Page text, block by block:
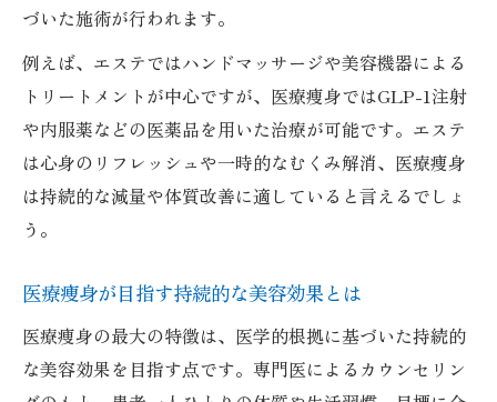
頼性
ライフスタイルに合う医療痩身の通い方と
工夫
理想の美肌ケアを始めるための最適な方法
医療痩身とエステの併用で美肌を目指す秘
訣
肌質や悩みに合わせた美肌ケアの進め方と
注意点
続けやすい医療痩身ケアで理想の美肌へ導
づいた施術が行われます。
例えば、エステではハンドマッサージや美容機器による
トリートメントが中心ですが、医療痩身ではGLP-1注射
や内服薬などの医薬品を用いた治療が可能です。エステ
は心身のリフレッシュや一時的なむくみ解消、医療痩身
は持続的な減量や体質改善に適していると言えるでしょ
う。
医療痩身が目指す持続的な美容効果とは
医療痩身の最大の特徴は、医学的根拠に基づいた持続的
な美容効果を目指す点です。専門医によるカウンセリン